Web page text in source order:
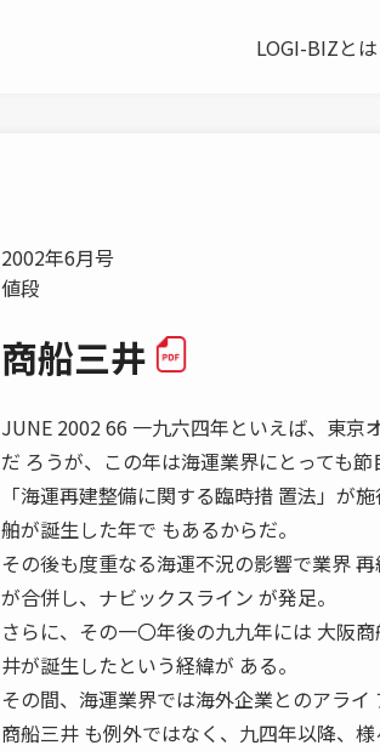
LOGI-BIZとは
2002年6月号
値段
商船三井
JUNE 2002 66 一九六四年といえば、東京
だ ろうが、この年は海運業界にとっても節
「海運再建整備に関する臨時措 置法」が
舶が誕生した年で もあるからだ。
その後も度重なる海運不況の影響で業界
が合併し、ナビックスライン が発足。
さらに、その一〇年後の九九年には 大阪
井が誕生したという経緯が ある。
その間、海運業界では海外企業とのアライ
商船三井 も例外ではなく、九四年以降、